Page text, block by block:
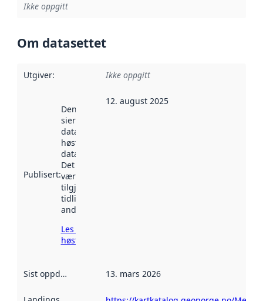
Ikke oppgitt
Om datasettet
Utgiver: Ikke oppgitt
Publisert:
Denne datoen
sier når
datasettet ble
høstet av
data.norge.no.
Det kan ha
vært
tilgjengelig
tidligere
andre steder.
Les mer om
høsting her
12. august 2025
Sist oppdatert 13. mars 2026